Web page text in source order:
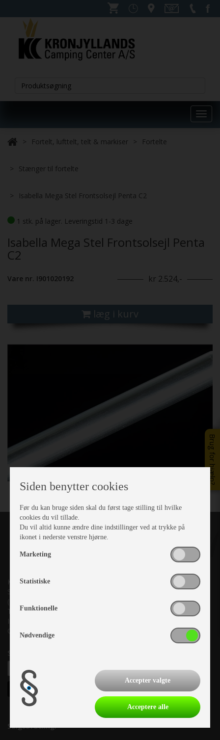
Brug for hjælp?
Fortelt, lufttelt, telt & markiser Fortelte
Stænger til fortelte
Isabella Mega Stel Frontsolsejl Penta C2
1 stk. på lager. Leveringstid 1-3 dage
Isabella Mega Stel Frontsolsejl Penta
C2
Vare nr. I901020192 kr 2.524,-
læg i kurv
Kronjyllands Camping Center A/S
Suderholmen 10, 8960 Randers SØ
(Lige ud til Grenåvej)
Tlf. +45 87 10 98 70
Info@as-kcc.dk
CVR: 33 38 77 33
Samtykke til nyhedsbrev
Salgsafdeling:
Siden benytter cookies
Før du kan bruge siden skal du først tage stilling til hvilke
cookies du vil tillade.
Du vil altid kunne ændre dine indstillinger ved at trykke på
ikonet i nederste venstre hjørne.
Marketing
Statistiske
Funktionelle
Nødvendige
Accepter valgte
Acceptere alle